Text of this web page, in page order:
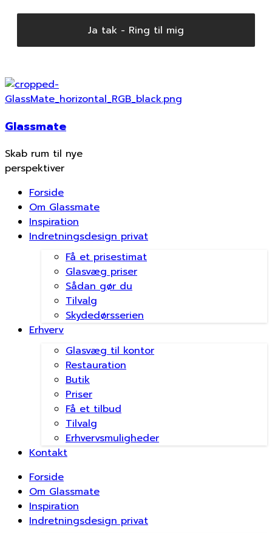
Ja tak - Ring til mig
Glassmate
Skab rum til nye
perspektiver
Forside
Om Glassmate
Inspiration
Indretningsdesign privat
Få et prisestimat
Glasvæg priser
Sådan gør du
Tilvalg
Skydedørsserien
Erhverv
Glasvæg til kontor
Restauration
Butik
Priser
Få et tilbud
Tilvalg
Erhvervsmuligheder
Kontakt
Forside
Om Glassmate
Inspiration
Indretningsdesign privat